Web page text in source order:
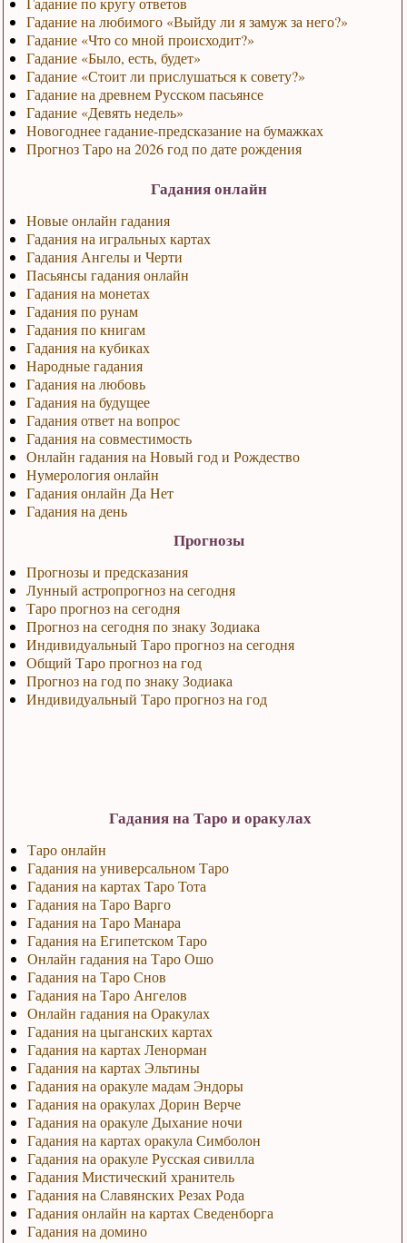
Гадание на любимого «Выйду ли я замуж за него?»
Гадание «Что со мной происходит?»
Гадание «Было, есть, будет»
Гадание «Стоит ли прислушаться к совету?»
Гадание на древнем Русском пасьянсе
Гадание «Девять недель»
Новогоднее гадание-предсказание на бумажках
Прогноз Таро на 2026 год по дате рождения
Гадания онлайн
Новые онлайн гадания
Гадания на игральных картах
Гадания Ангелы и Черти
Пасьянсы гадания онлайн
Гадания на монетах
Гадания по рунам
Гадания по книгам
Гадания на кубиках
Народные гадания
Гадания на любовь
Гадания на будущее
Гадания ответ на вопрос
Гадания на совместимость
Онлайн гадания на Новый год и Рождество
Нумерология онлайн
Гадания онлайн Да Нет
Гадания на день
Прогнозы
Прогнозы и предсказания
Лунный астропрогноз на сегодня
Таро прогноз на сегодня
Прогноз на сегодня по знаку Зодиака
Индивидуальный Таро прогноз на сегодня
Общий Таро прогноз на год
Прогноз на год по знаку Зодиака
Индивидуальный Таро прогноз на год
Гадания на Таро и оракулах
Таро онлайн
Гадания на универсальном Таро
Гадания на картах Таро Тота
Гадания на Таро Варго
Гадания на Таро Манара
Гадания на Египетском Таро
Онлайн гадания на Таро Ошо
Гадания на Таро Снов
Гадания на Таро Ангелов
Онлайн гадания на Оракулах
Гадания на цыганских картах
Гадания на картах Ленорман
Гадания на картах Эльтины
Гадания на оракуле мадам Эндоры
Гадания на оракулах Дорин Верче
Гадания на оракуле Дыхание ночи
Гадания на картах оракула Симболон
Гадания на оракуле Русская сивилла
Гадания Мистический хранитель
Гадания на Славянских Резах Рода
Гадания онлайн на картах Сведенборга
Гадания на домино